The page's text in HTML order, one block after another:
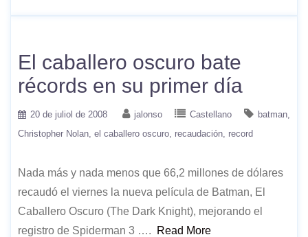
El caballero oscuro bate
récords en su primer día
20 de juliol de 2008 jalonso Castellano
batman
Christopher Nolan el caballero oscuro recaudación record
Nada más y nada menos que 66,2 millones de dólares
recaudó el viernes la nueva película de Batman, El
Caballero Oscuro (The Dark Knight), mejorando el
registro de Spiderman 3 ….
Read More